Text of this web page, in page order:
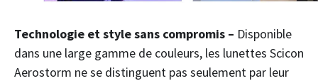
Technologie et style sans compromis – Disponible
dans une large gamme de couleurs, les lunettes Scicon
Aerostorm ne se distinguent pas seulement par leur